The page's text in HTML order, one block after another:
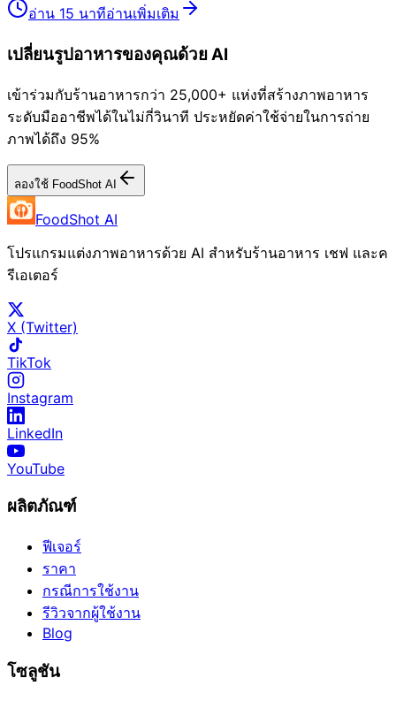
อ่าน 15 นาทีอ่านเพิ่มเติม
เปลี่ยนรูปอาหารของคุณด้วย AI
เข้าร่วมกับร้านอาหารกว่า 25,000+ แห่งที่สร้างภาพอาหาร
ระดับมืออาชีพได้ในไม่กี่วินาที ประหยัดค่าใช้จ่ายในการถ่าย
ภาพได้ถึง 95%
ลองใช้ FoodShot AI
FoodShot AI
โปรแกรมแต่งภาพอาหารด้วย AI สำหรับร้านอาหาร เชฟ และค
รีเอเตอร์
X (Twitter)
TikTok
Instagram
LinkedIn
YouTube
ผลิตภัณฑ์
ฟีเจอร์
ราคา
กรณีการใช้งาน
รีวิวจากผู้ใช้งาน
Blog
โซลูชัน